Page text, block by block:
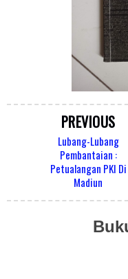
PREVIOUS
Lubang-Lubang
Pembantaian :
Petualangan PKI Di
Madiun